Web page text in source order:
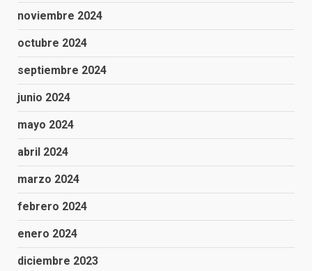
noviembre 2024
octubre 2024
septiembre 2024
junio 2024
mayo 2024
abril 2024
marzo 2024
febrero 2024
enero 2024
diciembre 2023